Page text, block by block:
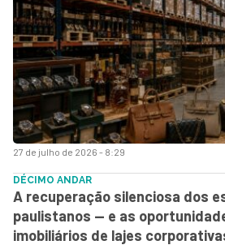
27 de julho de 2026 - 8:29
DÉCIMO ANDAR
A recuperação silenciosa dos
paulistanos — e as
imobiliários de lajes